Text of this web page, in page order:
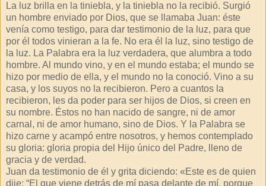
La luz brilla en la tiniebla, y la tiniebla no la recibió. Surgió
un hombre enviado por Dios, que se llamaba Juan: éste
venía como testigo, para dar testimonio de la luz, para que
por él todos vinieran a la fe. No era él la luz, sino testigo de
la luz. La Palabra era la luz verdadera, que alumbra a todo
hombre. Al mundo vino, y en el mundo estaba; el mundo se
hizo por medio de ella, y el mundo no la conoció. Vino a su
casa, y los suyos no la recibieron. Pero a cuantos la
recibieron, les da poder para ser hijos de Dios, si creen en
su nombre. Éstos no han nacido de sangre, ni de amor
carnal, ni de amor humano, sino de Dios. Y la Palabra se
hizo carne y acampó entre nosotros, y hemos contemplado
su gloria: gloria propia del Hijo único del Padre, lleno de
gracia y de verdad.
Juan da testimonio de él y grita diciendo: «Este es de quien
dije: “El que viene detrás de mí pasa delante de mí, porque